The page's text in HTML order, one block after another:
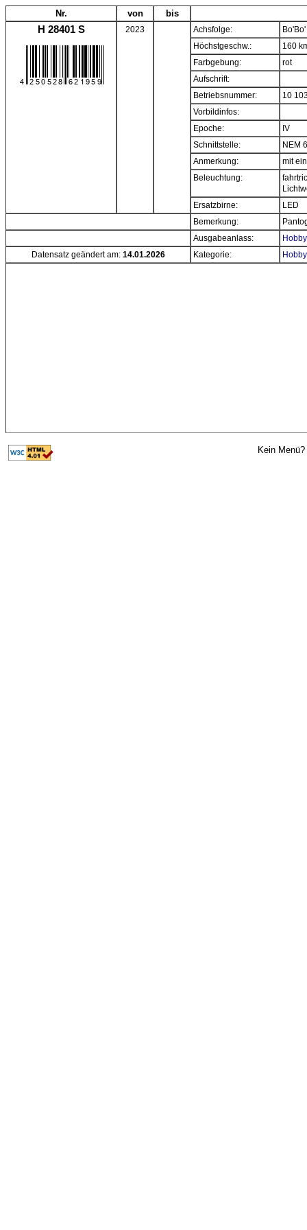
Nr. von bis
H 28401 S 2023 Achsfolge:
Bo'Bo'
Höchstgeschw.:
160
Farbgebung:
rot
Aufschrift:
Betriebsnummer:
10
Vorbildinfos:
Epoche:
IV
Schnittstelle:
NEM
Anmerkung:
mit
Beleuchtung:
Ersatzbirne:
LED
Bemerkung:
Ausgabeanlass:
Datensatz geändert am: 14.01.2026 Kategorie:
Kein